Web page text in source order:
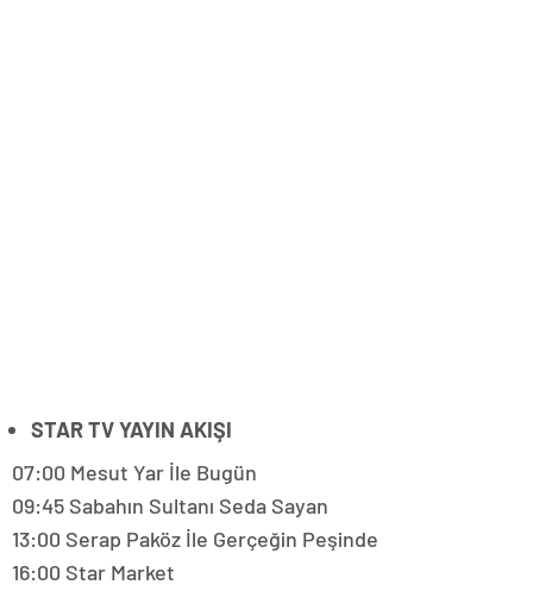
STAR TV YAYIN AKIŞI
07:00 Mesut Yar İle Bugün
09:45 Sabahın Sultanı Seda Sayan
13:00 Serap Paköz İle Gerçeğin Peşinde
16:00 Star Market